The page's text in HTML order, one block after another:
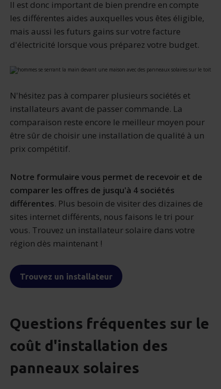
Il est donc important de bien prendre en compte
les différentes aides auxquelles vous êtes éligible,
mais aussi les futurs gains sur votre facture
d'électricité lorsque vous préparez votre budget.
N'hésitez pas à comparer plusieurs sociétés et
installateurs avant de passer commande. La
comparaison reste encore le meilleur moyen pour
être sûr de choisir une installation de qualité à un
prix compétitif.
Notre formulaire vous permet de recevoir et de
comparer les offres de jusqu'à 4 sociétés
différentes. Plus besoin de visiter des dizaines de
sites internet différents, nous faisons le tri pour
vous. Trouvez un installateur solaire dans votre
région dès maintenant !
Trouvez un installateur
Questions fréquentes sur le
coût d'installation des
panneaux solaires